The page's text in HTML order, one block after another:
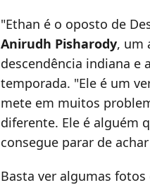
"Ethan é o oposto de
Anirudh Pisharody, um
descendência indiana e
temporada. "Ele é um
mete em muitos
diferente. Ele é alguém
consegue parar de
Basta ver algumas